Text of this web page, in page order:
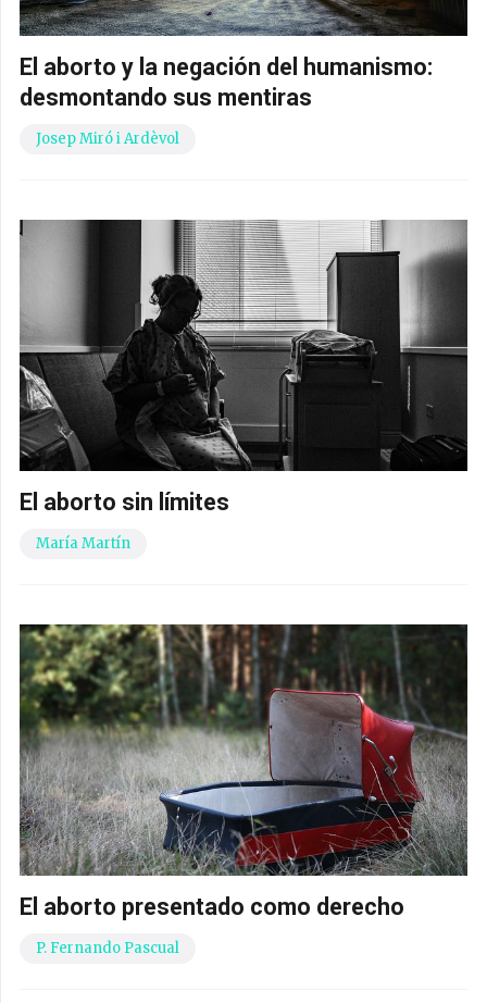
El aborto y la negación del humanismo:
desmontando sus mentiras
Josep Miró i Ardèvol
El aborto sin límites
María Martín
El aborto presentado como derecho
P. Fernando Pascual